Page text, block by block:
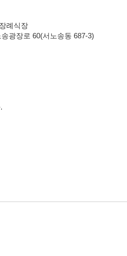
례식장
장로 60(서노송동 687-3)